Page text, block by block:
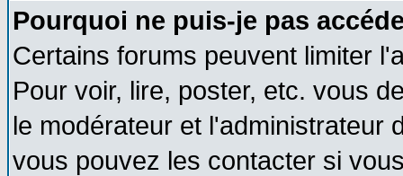
Pourquoi ne puis-je pas
Certains forums peuvent limiter
Pour voir, lire, poster, etc. vous
le modérateur et l'administrateur
vous pouvez les contacter si